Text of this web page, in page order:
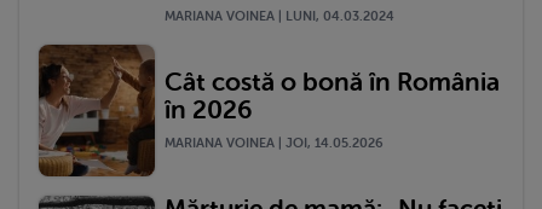
MARIANA VOINEA | LUNI, 04.03.2024
Cât costă o bonă în România
în 2026
MARIANA VOINEA | JOI, 14.05.2026